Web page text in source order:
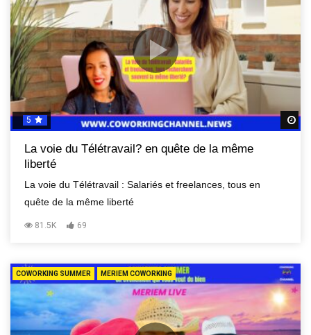
5
La voie du Télétravail? en quête de la même
liberté
La voie du Télétravail : Salariés et freelances, tous en
quête de la même liberté
81.5K 69
COWORKING SUMMER MERIEM COWORKING